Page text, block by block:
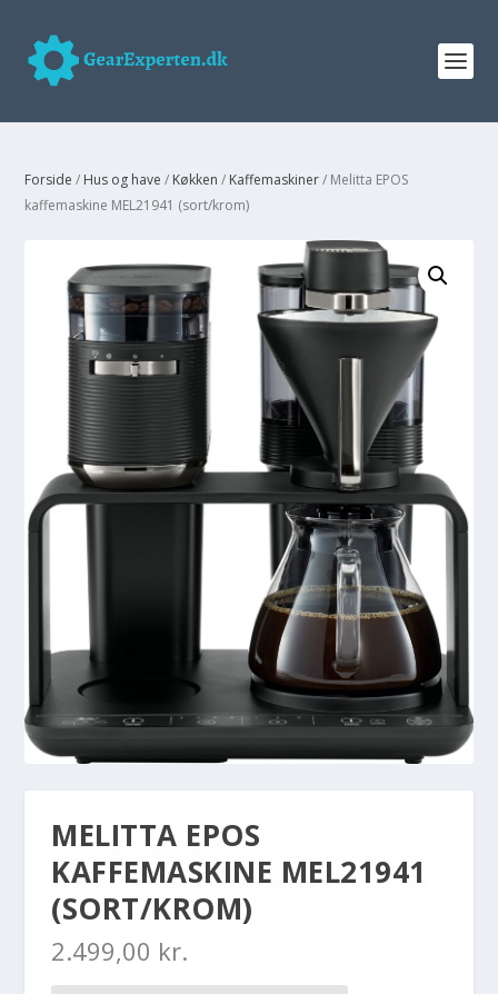
Forside / Hus og have / Køkken / Kaffemaskiner/ Melitta EPOS
kaffemaskine MEL21941 (sort/krom)
MELITTA EPOS
KAFFEMASKINE MEL21941
(SORT/KROM)
2.499,00 kr.